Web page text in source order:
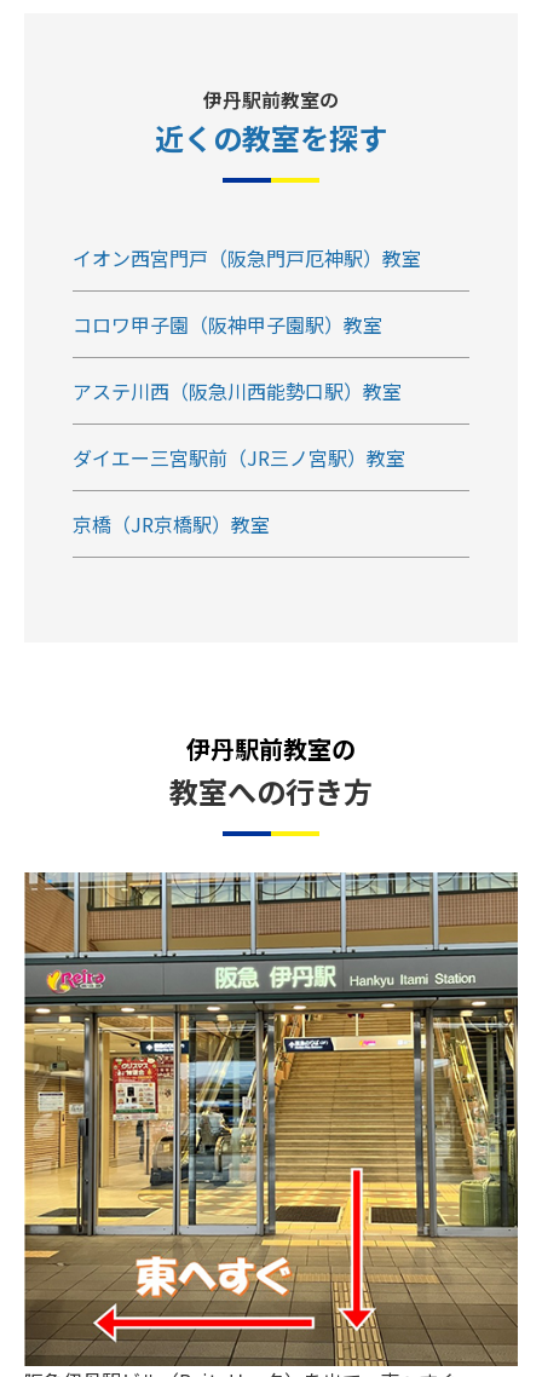
伊丹駅前教室の
近くの教室を探す
イオン西宮門戸（阪急門戸厄神駅）教室
コロワ甲子園（阪神甲子園駅）教室
アステ川西（阪急川西能勢口駅）教室
ダイエー三宮駅前（JR三ノ宮駅）教室
京橋（JR京橋駅）教室
伊丹駅前教室の
教室への行き方